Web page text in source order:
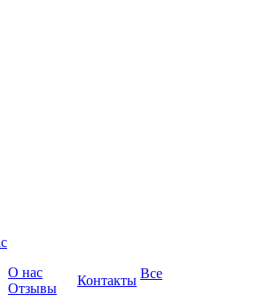
О нас
Отзывы
Контакты Все